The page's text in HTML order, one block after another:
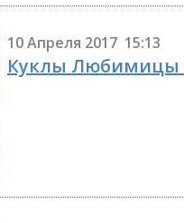
10 Апреля 2017 15:13
Куклы Любимицы